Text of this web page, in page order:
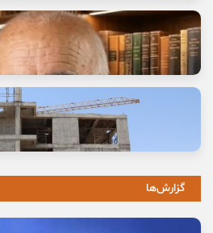
وعده خانه‌ای که برای خانواده‌ها گران تمام شد
11 مرداد, 1405
گزارش‌ها